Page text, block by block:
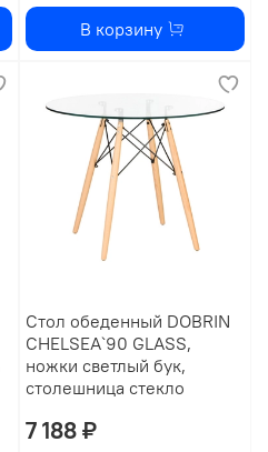
В корзину
Стол обеденный DOBRIN
CHELSEA`90 GLASS,
ножки светлый бук,
столешница стекло
7 188 ₽